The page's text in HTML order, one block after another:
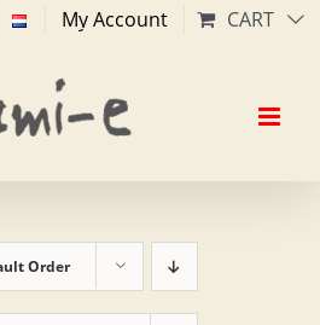
My Account CART
Order